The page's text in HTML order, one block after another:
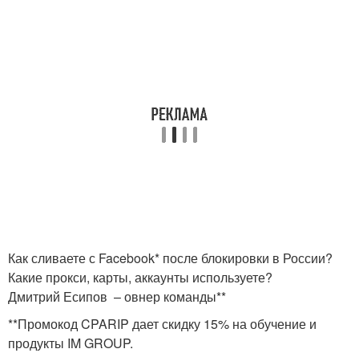
Как сливаете с Facebook* после блокировки в России?
Какие прокси, карты, аккаунты используете?
Дмитрий Есипов – овнер команды**
**Промокод CPARIP дает скидку 15% на обучение и
продукты IM GROUP.